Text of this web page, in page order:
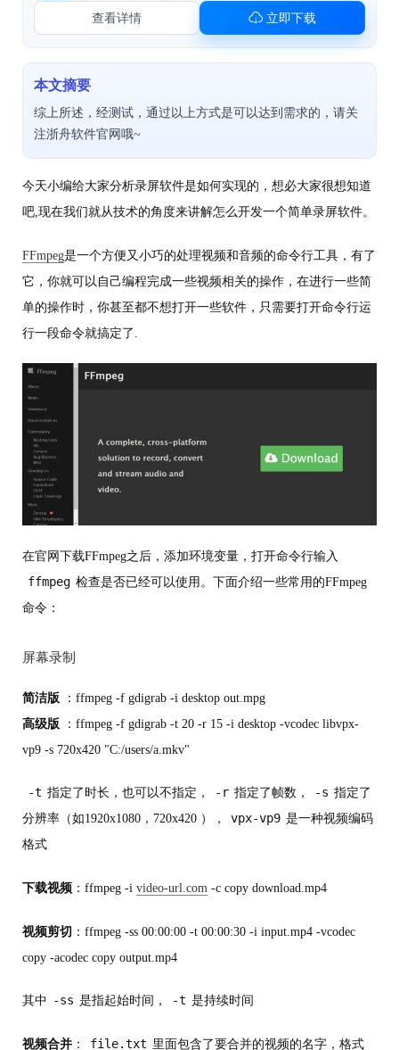
查看详情
立即下载
本文摘要
综上所述，经测试，通过以上方式是可以达到需求的，请关
注浙舟软件官网哦~
今天小编给大家分析录屏软件是如何实现的，想必大家很想知道
吧,现在我们就从技术的角度来讲解怎么开发一个简单录屏软件。
FFmpeg是一个方便又小巧的处理视频和音频的命令行工具，有了
它，你就可以自己编程完成一些视频相关的操作，在进行一些简
单的操作时，你甚至都不想打开一些软件，只需要打开命令行运
行一段命令就搞定了.
在官网下载FFmpeg之后，添加环境变量，打开命令行输入
ffmpeg 检查是否已经可以使用。下面介绍一些常用的FFmpeg
命令：
屏幕录制
简洁版 ：ffmpeg -f gdigrab -i desktop out.mpg
高级版 ：ffmpeg -f gdigrab -t 20 -r 15 -i desktop -vcodec libvpx-
vp9 -s 720x420 "C:/users/a.mkv"
-t 指定了时长，也可以不指定， -r 指定了帧数， -s 指定了
分辨率（如1920x1080，720x420 ），
vpx-vp9 是一种视频编码
格式
下载视频 ：ffmpeg -i video-url.com -c copy download.mp4
视频剪切 ：ffmpeg -ss 00:00:00 -t 00:00:30 -i input.mp4 -vcodec
copy -acodec copy output.mp4
其中 -ss 是指起始时间， -t 是持续时间
视频合并 ： file.txt 里面包含了要合并的视频的名字，格式